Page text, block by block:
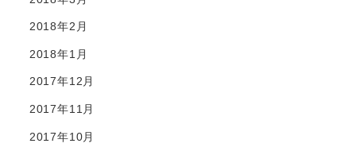
2018年2月
2018年1月
2017年12月
2017年11月
2017年10月